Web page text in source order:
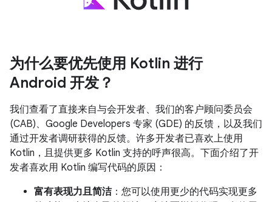
为什么要优先使用 Kotlin 进行
Android 开发？
我们查看了直接来自与会开发者、我们的客户顾问委员会
(CAB)、Google Developers 专家 (GDE) 的反馈，以及我们
通过开发者调研获得的反馈。许多开发者已喜欢上使用
Kotlin，且提供更多 Kotlin 支持的呼声很高。下面介绍了开
发者喜欢用 Kotlin 编写代码的原因：
富有表现力且简洁：您可以使用更少的代码实现更多